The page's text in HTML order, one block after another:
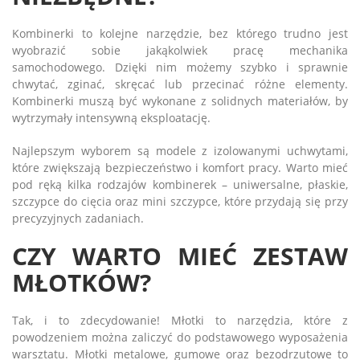
Kombinerki to kolejne narzędzie, bez którego trudno jest
wyobrazić sobie jakąkolwiek pracę mechanika
samochodowego. Dzięki nim możemy szybko i sprawnie
chwytać, zginać, skręcać lub przecinać różne elementy.
Kombinerki muszą być wykonane z solidnych materiałów, by
wytrzymały intensywną eksploatację.
Najlepszym wyborem są modele z izolowanymi uchwytami,
które zwiększają bezpieczeństwo i komfort pracy. Warto mieć
pod ręką kilka rodzajów kombinerek – uniwersalne, płaskie,
szczypce do cięcia oraz mini szczypce, które przydają się przy
precyzyjnych zadaniach.
CZY WARTO MIEĆ ZESTAW
MŁOTKÓW?
Tak, i to zdecydowanie! Młotki to narzędzia, które z
powodzeniem można zaliczyć do podstawowego wyposażenia
warsztatu. Młotki metalowe, gumowe oraz bezodrzutowe to